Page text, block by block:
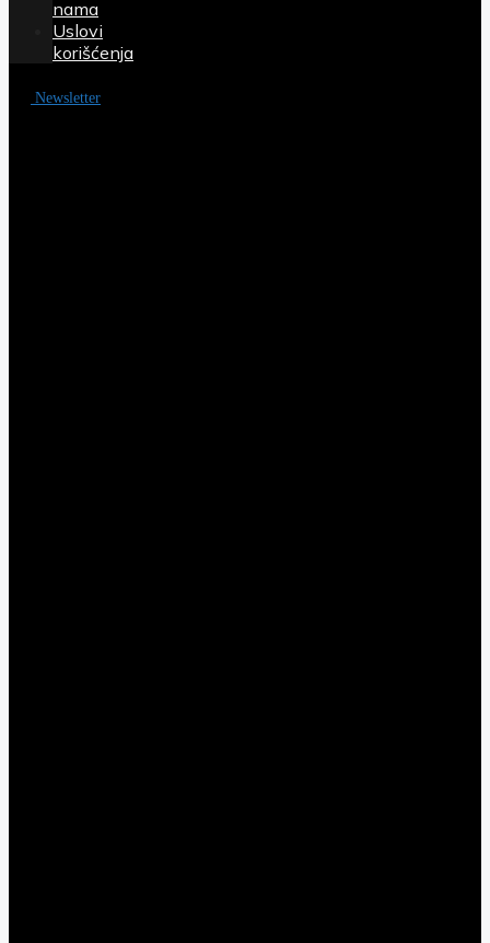
nama
Uslovi
korišćenja
Newsletter